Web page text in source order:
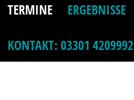
TERMINE ERGEBNISSE
KONTAKT: 03301 4209992